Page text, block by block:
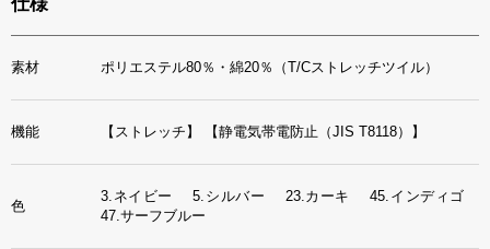
素材 ポリエステル80％・綿20％（T/Cストレッチツイル）
機能 【ストレッチ】 【静電気帯電防止（JIS T8118）】
色
3.ネイビー 5.シルバー 23.カーキ 45.インディゴ
47.サーフブルー